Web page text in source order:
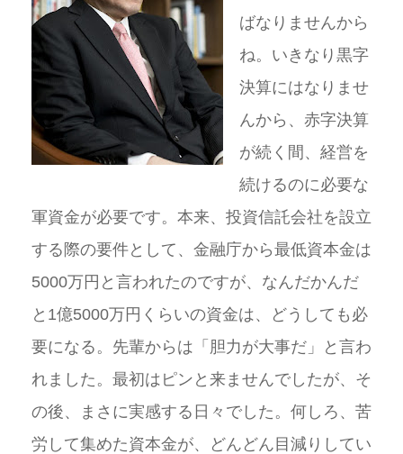
ばなりませんから
ね。いきなり黒字
決算にはなりませ
んから、赤字決算
が続く間、経営を
続けるのに必要な
軍資金が必要です。本来、投資信託会社を設立
する際の要件として、金融庁から最低資本金は
5000万円と言われたのですが、なんだかんだ
と1億5000万円くらいの資金は、どうしても必
要になる。先輩からは「胆力が大事だ」と言わ
れました。最初はピンと来ませんでしたが、そ
の後、まさに実感する日々でした。何しろ、苦
労して集めた資本金が、どんどん目減りしてい